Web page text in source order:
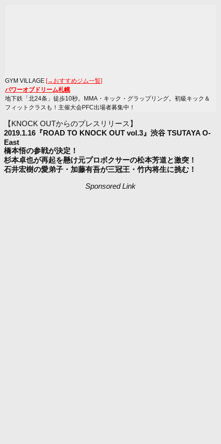
GYM VILLAGE [→おすすめジム一覧]
パワーオブドリーム札幌
地下鉄「北24条」徒歩10秒。MMA・キック・グラップリング。初級キック＆
フィットクラスも！主催大会PFC出場者募集中！
【KNOCK OUTからのプレスリリース】
2019.1.16『ROAD TO KNOCK OUT vol.3』渋谷 TSUTAYA O-
East
橋本悟の参戦が決定！
杉本卓也が再起を懸け元プロボクサーの松本芳道と激突！
石井宏樹の愛弟子・加藤有吾が三冠王・竹内将生に挑む！
Sponsored Link